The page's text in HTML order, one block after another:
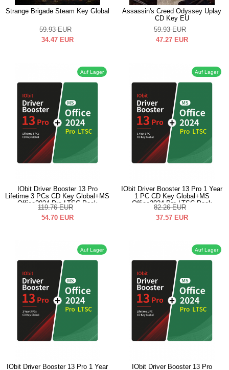
Strange Brigade Steam Key Global
59.93 EUR
34.47 EUR
Assassin's Creed Odyssey Uplay
CD Key EU
59.93 EUR
47.27 EUR
Auf Lager
IObit Driver Booster 13 Pro
Lifetime 3 PCs CD Key Global+MS
Office2024 Pro LTSC Pack
119.76 EUR
54.70 EUR
Auf Lager
IObit Driver Booster 13 Pro 1 Year
1 PC CD Key Global+MS
Office2024 Pro LTSC Pack
82.26 EUR
37.57 EUR
Auf Lager
IObit Driver Booster 13 Pro 1 Year
Auf Lager
IObit Driver Booster 13 Pro